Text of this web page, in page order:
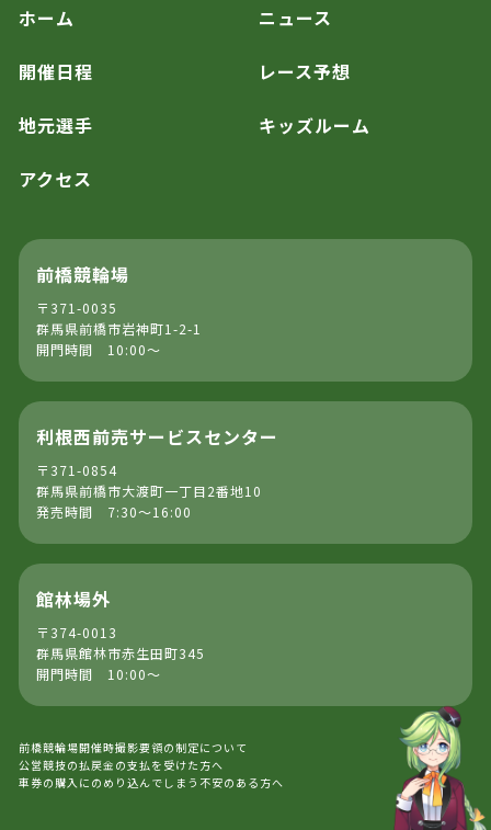
ホーム ニュース
開催日程 レース予想
地元選手 キッズルーム
アクセス
前橋競輪場
〒371-0035
群馬県前橋市岩神町1-2-1
開門時間 10:00～
利根西前売サービスセンター
〒371-0854
群馬県前橋市大渡町一丁目2番地10
発売時間 7:30～16:00
館林場外
〒374-0013
群馬県館林市赤生田町345
開門時間 10:00～
前橋競輪場開催時撮影要領の制定について
公営競技の払戻金の支払を受けた方へ
車券の購入にのめり込んでしまう不安のある方へ